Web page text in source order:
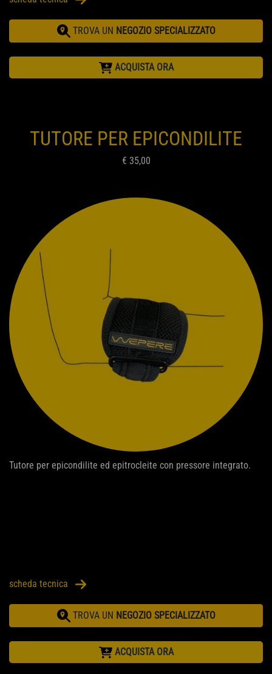
TROVA UN NEGOZIO SPECIALIZZATO
ACQUISTA ORA
TUTORE PER EPICONDILITE
€ 35,00
Tutore per epicondilite ed epitrocleite con pressore integrato.
scheda tecnica
TROVA UN NEGOZIO SPECIALIZZATO
ACQUISTA ORA